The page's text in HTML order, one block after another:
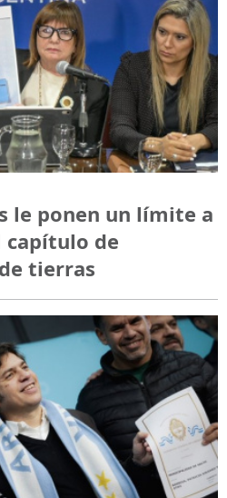
le ponen un límite a
de
tierras